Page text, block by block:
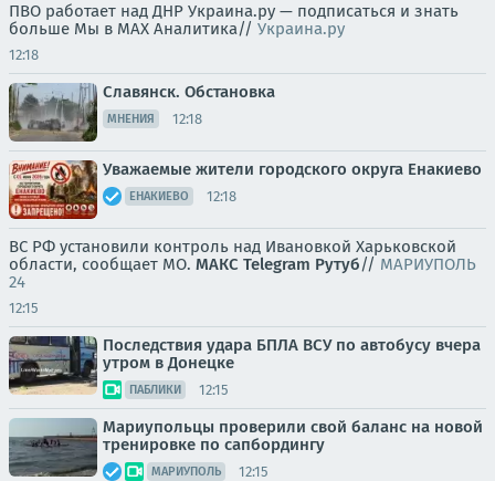
ПВО работает над ДНР Украина.ру — подписаться и знать
больше Мы в MAX Аналитика// Украина.ру
12:18
Славянск. Обстановка
МНЕНИЯ 12:18
Уважаемые жители городского округа Енакиево
ЕНАКИЕВО 12:18
ВС РФ установили контроль над Ивановкой Харьковской
области, сообщает МО. МАКС Telegram Рутуб// МАРИУПОЛЬ
24
12:15
Последствия удара БПЛА ВСУ по автобусу вчера
утром в Донецке
ПАБЛИКИ 12:15
Мариупольцы проверили свой баланс на новой
тренировке по сапбордингу
МАРИУПОЛЬ 12:15